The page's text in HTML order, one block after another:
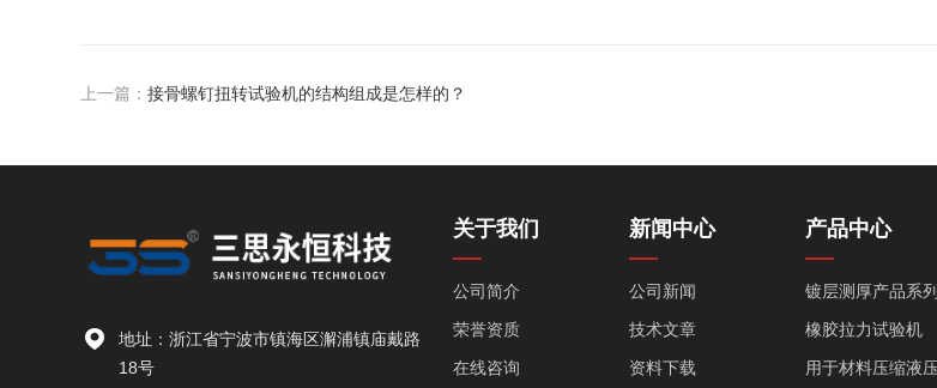
上一篇：接骨螺钉扭转试验机的结构组成是怎样的？
地址：浙江省宁波市镇海区澥浦镇庙戴路
18号
关于我们
公司简介
荣誉资质
在线咨询
新闻中心
公司新闻
技术文章
资料下载
产品中心
镀层测厚产品系列
橡胶拉力试验机